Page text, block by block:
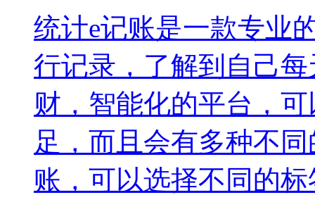
统计e记账是一款专业
行记录，了解到自己
财，智能化的平台，
足，而且会有多种不
账，可以选择不同的